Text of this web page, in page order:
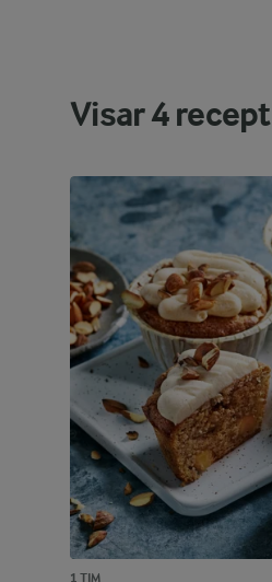
Visar4recept
1 TIM